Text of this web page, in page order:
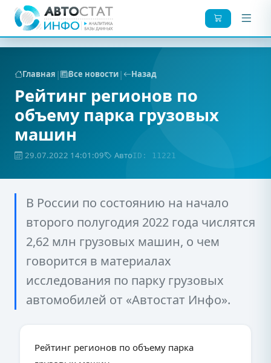
Главная | Все новости| Назад
Рейтинг регионов по
объему парка грузовых
машин
29.07.2022 14:01:09 АвтоID: 11221
В России по состоянию на начало
второго полугодия 2022 года числятся
2,62 млн грузовых машин, о чем
говорится в материалах
исследования по парку грузовых
автомобилей от «Автостат Инфо».
Рейтинг регионов по объему парка